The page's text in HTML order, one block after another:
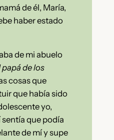
de él, María,
haber estado
de mi abuelo
papá de los
cosas que
que había sido
yo,
que podía
de mí y supe